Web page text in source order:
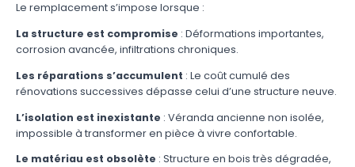
Le remplacement s’impose lorsque :
La structure est compromise : Déformations importantes,
corrosion avancée, infiltrations chroniques.
Les réparations s’accumulent : Le coût cumulé des
rénovations successives dépasse celui d’une structure neuve.
L’isolation est inexistante : Véranda ancienne non isolée,
impossible à transformer en pièce à vivre confortable.
Le matériau est obsolète : Structure en bois très dégradée,